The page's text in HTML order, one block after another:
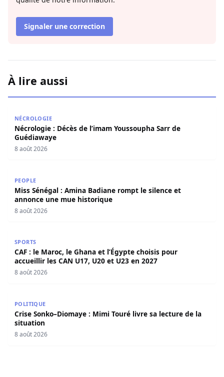
Signaler une correction
À lire aussi
NÉCROLOGIE
Nécrologie : Décès de l’imam Youssoupha Sarr de
Guédiawaye
8 août 2026
PEOPLE
Miss Sénégal : Amina Badiane rompt le silence et
annonce une mue historique
8 août 2026
SPORTS
CAF : le Maroc, le Ghana et l’Égypte choisis pour
accueillir les CAN U17, U20 et U23 en 2027
8 août 2026
POLITIQUE
Crise Sonko–Diomaye : Mimi Touré livre sa lecture de la
situation
8 août 2026